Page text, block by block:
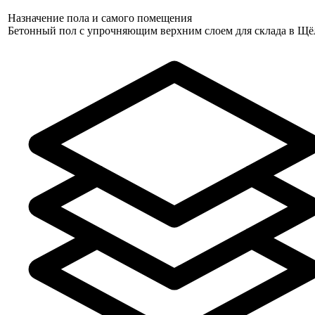
Назначение пола и самого помещения
Бетонный пол с упрочняющим верхним слоем для склада в